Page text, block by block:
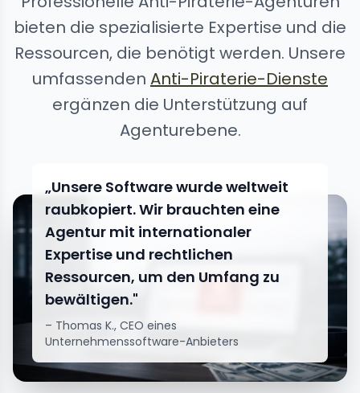
bieten die spezialisierte Expertise und die
Ressourcen, die benötigt werden. Unsere
umfassenden Anti-Piraterie-Dienste
ergänzen die Unterstützung auf
Agenturebene.
„Unsere Software wurde weltweit
raubkopiert. Wir brauchten eine
Agentur mit internationaler
Expertise und rechtlichen
Ressourcen, um den Umfang zu
bewältigen."
– Thomas K., CEO eines
Unternehmenssoftware-Anbieters